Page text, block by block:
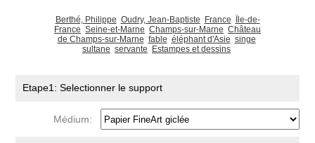
Berthé, Philippe Oudry, Jean-Baptiste France
Île-de-
France Seine-et-Marne Champs-sur-Marne Château
de Champs-sur-Marne fable éléphant d'Asie singe
sultane servante Estampes et dessins
Etape1: Selectionner le support
Médium: